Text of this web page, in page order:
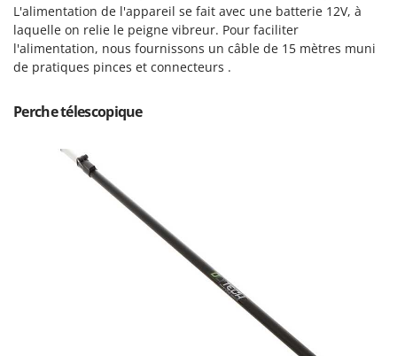
Tondeuses autoportées
Tondeuses débroussailleuses thermiques
Trancheuses
Transpalettes
Tronçonneuses
Vêtements de Sécurité
Vibroculteurs à tracteur
Lampacrescia - MGM
Landxcape
LAR Casalinghi
Linea VZ
Lotusgrill
L'alimentation de l'appareil se fait avec une batterie 12V, à
laquelle on relie le peigne vibreur. Pour faciliter
l'alimentation, nous fournissons un câble de 15 mètres muni
de pratiques pinces et connecteurs .
Perche télescopique